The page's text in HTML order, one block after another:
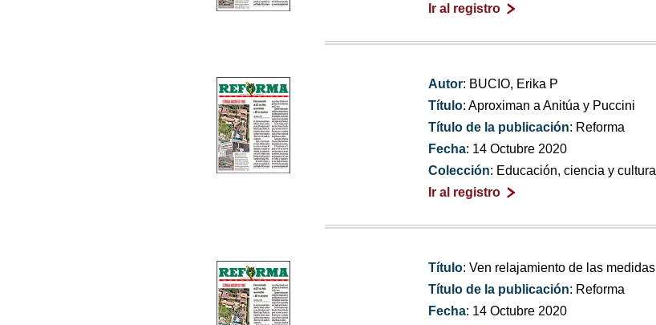
Ir al registro
Autor: BUCIO, Erika P
Título: Aproximan a Anitúa y Puccini
Título de la publicación: Reforma
Fecha: 14 Octubre 2020
Colección: Educación, ciencia y cultura
Ir al registro
Título: Ven relajamiento de las medidas
Título de la publicación: Reforma
Fecha: 14 Octubre 2020